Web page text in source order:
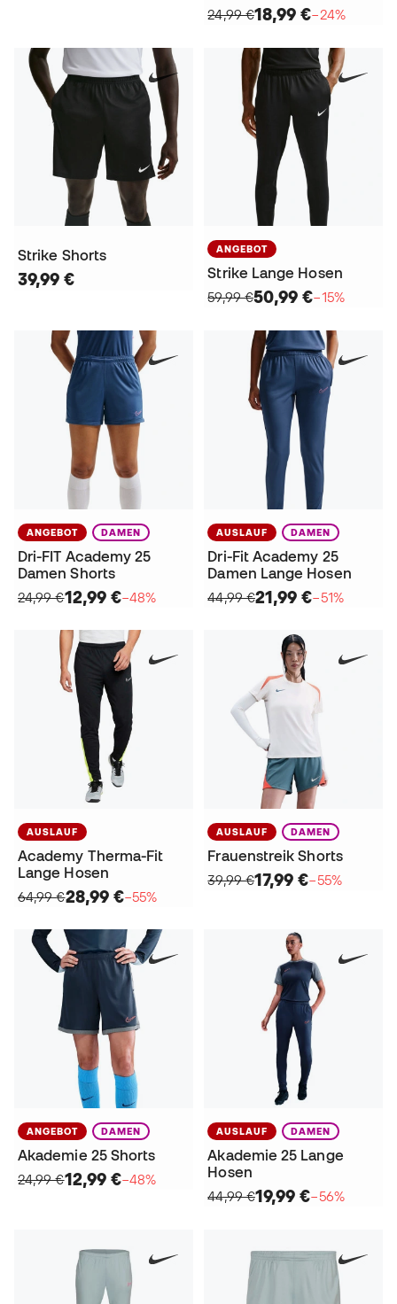
24,99 €18,99 €−24%
Strike Shorts
39,99 €
ANGEBOT
Strike Lange Hosen
59,99 €50,99 €−15%
ANGEBOT DAMEN
Dri-FIT Academy 25
Damen Shorts
24,99 €12,99 €−48%
AUSLAUF DAMEN
Dri-Fit Academy 25
Damen Lange Hosen
44,99 €21,99 €−51%
AUSLAUF
Academy Therma-Fit
Lange Hosen
64,99 €28,99 €−55%
AUSLAUF DAMEN
Frauenstreik Shorts
39,99 €17,99 €−55%
ANGEBOT DAMEN
Akademie 25 Shorts
24,99 €12,99 €−48%
AUSLAUF DAMEN
Akademie 25 Lange
Hosen
44,99 €19,99 €−56%